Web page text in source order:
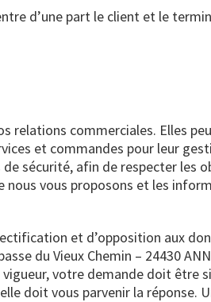
d’une part le client et le
relations commerciales. Elles
et commandes pour leur
sécurité, afin de respecter les
nous vous proposons et les
et d’opposition aux
du Vieux Chemin – 24430
votre demande doit être
doit vous parvenir la réponse.